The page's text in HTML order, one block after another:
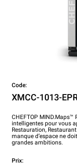
Code:
XMCC-1013-
CHEFTOP MIND.Maps™
intelligentes pour vous
Restauration,
manque d’espace ne
grandes ambitions.
Prix: